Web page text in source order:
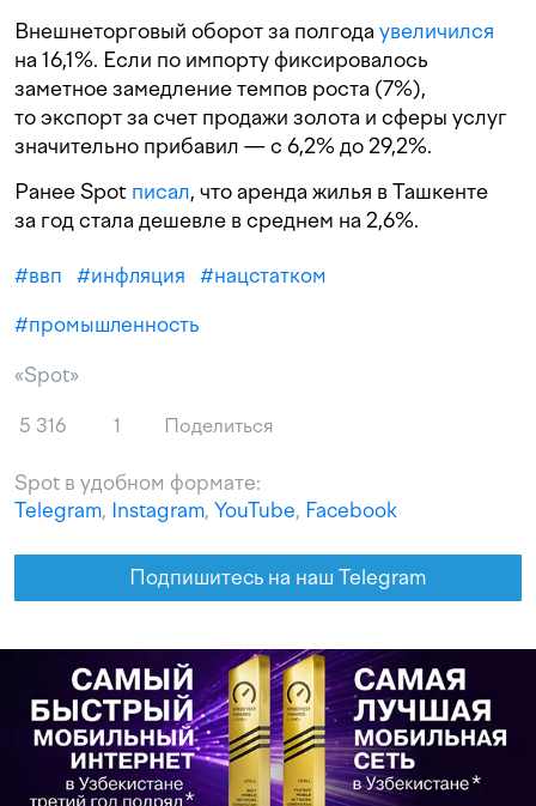
Внешнеторговый оборот за полгода увеличился
на 16,1%. Если по импорту фиксировалось
заметное замедление темпов роста (7%),
то экспорт за счет продажи золота и сферы услуг
значительно прибавил — с 6,2% до 29,2%.
Ранее Spot писал, что аренда жилья в Ташкенте
за год стала дешевле в среднем на 2,6%.
#ввп #инфляция #нацстатком
#промышленность
«Spot»
5 316 1 Поделиться
Spot в удобном формате:
Telegram, Instagram, YouTube, Facebook
Подпишитесь на наш Telegram